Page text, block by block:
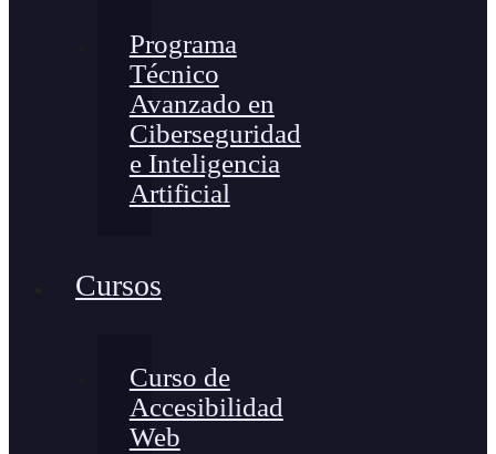
Programa
Técnico
Avanzado en
Ciberseguridad
e Inteligencia
Artificial
Cursos
Curso de
Accesibilidad
Web